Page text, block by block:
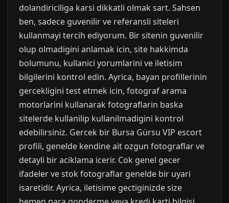
dolandiriciliga karsi dikkatli olmak sart. Sahsen
ben, sadece guvenilir ve referansli siteleri
kullanmayi tercih ediyorum. Bir sitenin guvenilir
olup olmadigini anlamak icin, site hakkimda
bolumunu, kullanici yorumlarini ve iletisim
bilgilerini kontrol edin. Ayrica, bayan profillerinin
gercekligini test etmek icin, fotograf arama
motorlarini kullanarak fotograflarin baska
sitelerde kullanilip kullanilmadigini kontrol
edebilirsiniz. Gercek bir Bursa Gürsu VIP escort
profili, genelde kendine ait ozgun fotograflar ve
detayli bir aciklama icerir. Cok genel gecer
ifadeler ve stok fotograflar genelde bir uyari
isaretidir. Ayrica, iletisime gectiginizde size